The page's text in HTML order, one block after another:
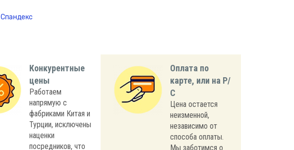
Спандекс
Конкурентные
цены
Работаем
напрямую с
фабриками Китая и
Турции, исключены
наценки
посредников, что
Оплата по
карте, или на Р/
С
Цена остается
неизменной,
независимо от
способа оплаты.
Мы заботимся о